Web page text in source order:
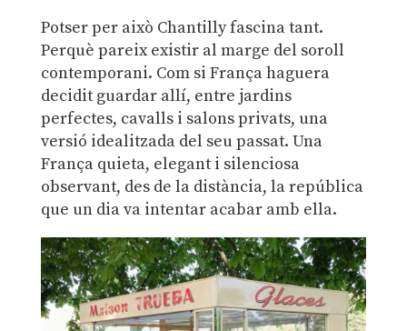
Potser per això Chantilly fascina tant.
Perquè pareix existir al marge del soroll
contemporani. Com si França haguera
decidit guardar allí, entre jardins
perfectes, cavalls i salons privats, una
versió idealitzada del seu passat. Una
França quieta, elegant i silenciosa
observant, des de la distància, la república
que un dia va intentar acabar amb ella.